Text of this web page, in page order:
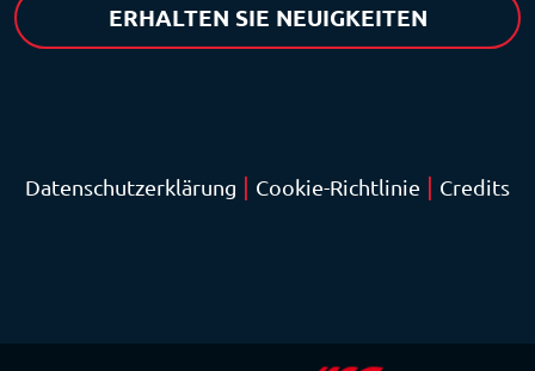
ERHALTEN SIE NEUIGKEITEN
Datenschutzerklärung | Cookie-Richtlinie | Credits